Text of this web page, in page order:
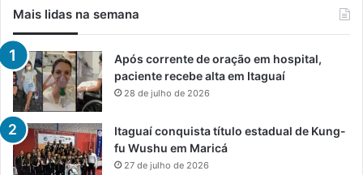
Mais lidas na semana
Após corrente de oração em hospital,
paciente recebe alta em Itaguaí
28 de julho de 2026
Itaguaí conquista título estadual de Kung-
fu Wushu em Maricá
27 de julho de 2026